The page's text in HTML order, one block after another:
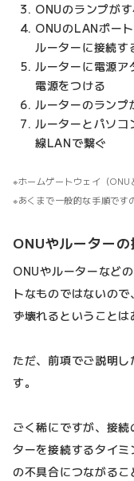
ONUのランプが
ONUのLANポー
ルーターに接続す
ルーターに電源ア
電源をつける
ルーターのランプ
ルーターとパソ
線LANで繋ぐ
ホームゲートウェイ（ONU
あくまで一般的な手順です
ONUやルーターの
ONUやルーターなど
トなものではないの
ず壊れるということは
ただ、前項でご説明
す。
ごく稀にですが、接
ターを接続するタイ
の不具合につながるこ